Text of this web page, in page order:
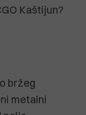
Kaštijun?
bržeg
metalni